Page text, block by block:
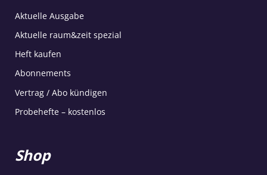
Aktuelle Ausgabe
Aktuelle raum&zeit spezial
Heft kaufen
Abonnements
Vertrag / Abo kündigen
Probehefte – kostenlos
Shop